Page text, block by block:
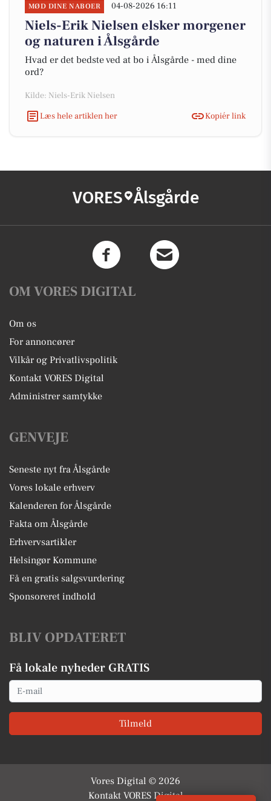
MØD DINE NABOER 04-08-2026 16:11
Niels-Erik Nielsen elsker morgener
og naturen i Ålsgårde
Hvad er det bedste ved at bo i Ålsgårde - med dine
ord?
Kilde: Niels-Erik Nielsen
Læs hele artiklen her
Kopiér link
VORES Ålsgårde
OM VORES DIGITAL
Om os
For annoncører
Vilkår og Privatlivspolitik
Kontakt VORES Digital
Administrer samtykke
GENVEJE
Seneste nyt fra Ålsgårde
Vores lokale erhverv
Kalenderen for Ålsgårde
Fakta om Ålsgårde
Erhvervsartikler
Helsingør Kommune
Få en gratis salgsvurdering
Sponsoreret indhold
BLIV OPDATERET
Få lokale nyheder GRATIS
Email
Tilmeld
Vores Digital © 2026
Kontakt VORES Digital